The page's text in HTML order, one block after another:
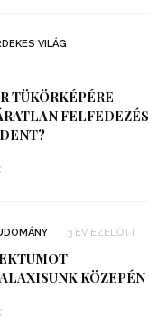
VILÁG
TÜKÖRKÉPÉRE
FELFEDEZÉS
3 ÉV EZELŐTT
KÖZEPÉN